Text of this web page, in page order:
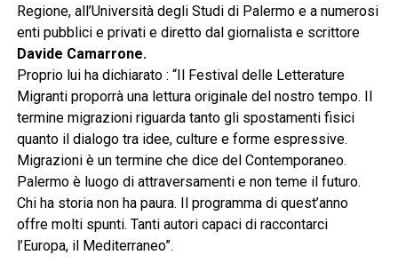
Regione, all’Università degli Studi di Palermo e a numerosi
enti pubblici e privati e diretto dal giornalista e scrittore
Davide Camarrone.
Proprio lui ha dichiarato : “Il Festival delle Letterature
Migranti proporrà una lettura originale del nostro tempo. Il
termine migrazioni riguarda tanto gli spostamenti fisici
quanto il dialogo tra idee, culture e forme espressive.
Migrazioni è un termine che dice del Contemporaneo.
Palermo è luogo di attraversamenti e non teme il futuro.
Chi ha storia non ha paura. Il programma di quest’anno
offre molti spunti. Tanti autori capaci di raccontarci
l’Europa, il Mediterraneo”.